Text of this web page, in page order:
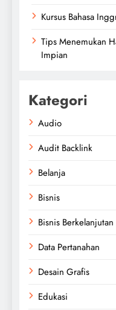
Kursus Bahasa
Tips Menemukan
Impian
Kategori
Audio
Audit Backlink
Belanja
Bisnis
Bisnis Berkelanjutan
Data Pertanahan
Desain Grafis
Edukasi